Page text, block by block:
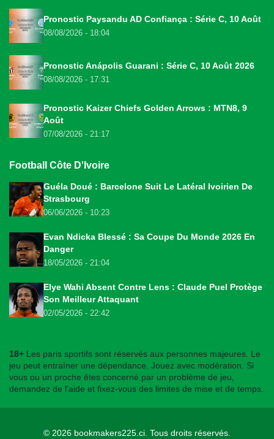
Pronostic Paysandu AD Confiança : Série C, 10 Août
08/08/2026 - 18:04
Pronostic Anápolis Guarani : Série C, 10 Août 2026
08/08/2026 - 17:31
Pronostic Kaizer Chiefs Golden Arrows : MTN8, 9
Août
07/08/2026 - 21:17
Football Côte D'Ivoire
Guéla Doué : Barcelone Suit Le Latéral Ivoirien De
Strasbourg
06/06/2026 - 10:23
Evan Ndicka Blessé : Sa Coupe Du Monde 2026 En
Danger
18/05/2026 - 21:04
Elye Wahi Absent Contre Lens : Claude Puel Protège
Son Meilleur Attaquant
02/05/2026 - 22:42
18+ Les paris sportifs sont réservés aux personnes majeures. Le
jeu peut entraîner une dépendance. Jouez avec modération. Si
vous ou un proche êtes concerné par un problème de jeu,
demandez de l'aide et fixez-vous des limites de mise et de temps.
© 2026 bookmakers225.ci . Tous droits réservés.